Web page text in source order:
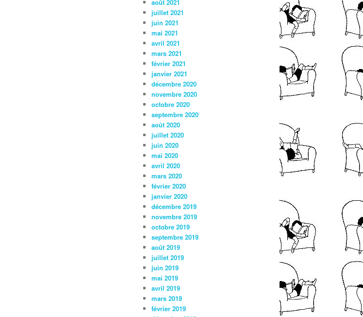
août 2021
juillet 2021
juin 2021
mai 2021
avril 2021
mars 2021
février 2021
janvier 2021
décembre 2020
novembre 2020
octobre 2020
septembre 2020
août 2020
juillet 2020
juin 2020
mai 2020
avril 2020
mars 2020
février 2020
janvier 2020
décembre 2019
novembre 2019
octobre 2019
septembre 2019
août 2019
juillet 2019
juin 2019
mai 2019
avril 2019
mars 2019
février 2019